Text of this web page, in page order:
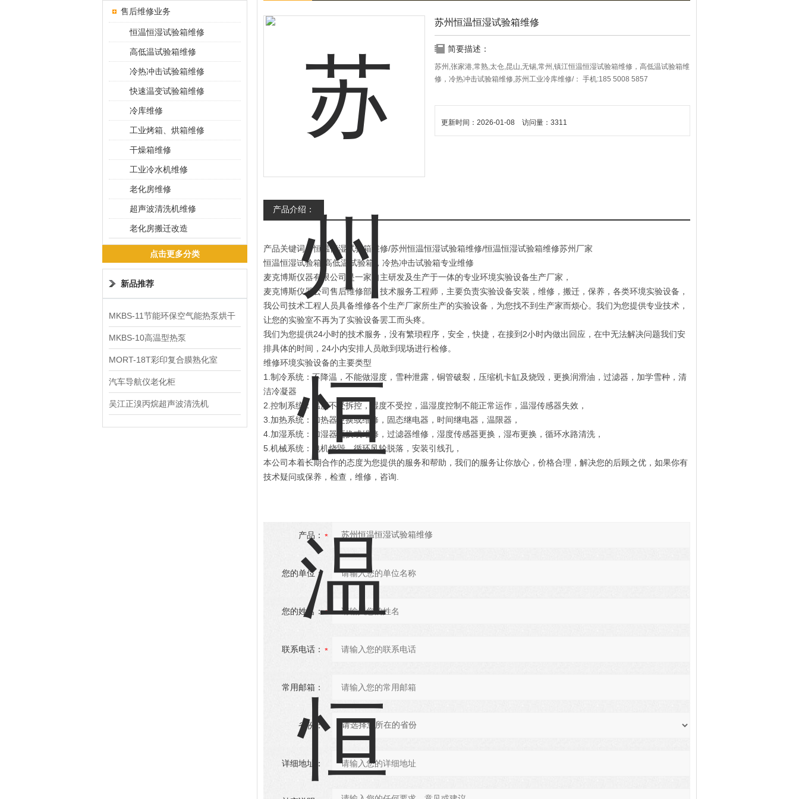
苏州恒温恒湿试验箱维修
简要描述：
苏州,张家港,常熟,太仓,昆山,无锡,常州,镇江恒温恒湿试验箱维修，高低温试验箱维
修，冷热冲击试验箱维修,苏州工业冷库维修/： 手机:185 5008 5857
更新时间：2026-01-08 访问量：3311
产品介绍：
产品关键词：恒温恒湿试验箱维修/苏州恒温恒湿试验箱维修/恒温恒湿试验箱维修苏州厂家
恒温恒湿试验箱,高低温试验箱，冷热冲击试验箱专业维修
麦克博斯仪器有限公司是一家自主研发及生产于一体的专业环境实验设备生产厂家，
麦克博斯仪器公司售后维修部，技术服务工程师，主要负责实验设备安装，维修，搬迁，保养，各类环境实验设备，
我公司技术工程人员具备维修各个生产厂家所生产的实验设备，为您找不到生产家而烦心。我们为您提供专业技术，
让您的实验室不再为了实验设备罢工而头疼。
我们为您提供24小时的技术服务，没有繁琐程序，安全，快捷，在接到2小时内做出回应，在中无法解决问题我们安
排具体的时间，24小内安排人员敢到现场进行检修。
维修环境实验设备的主要类型
1.制冷系统：不降温，不能做湿度，雪种泄露，铜管破裂，压缩机卡缸及烧毁，更换润滑油，过滤器，加学雪种，清
洁冷凝器
2.控制系统：温度不受拆控，湿度不受控，温湿度控制不能正常运作，温湿传感器失效，
3.加热系统：加热器更换或维修，固态继电器，时间继电器，温限器，
4.加湿系统：加湿器更换或维修，过滤器维修，湿度传感器更换，湿布更换，循环水路清洗，
5.机械系统：电机烧毁，循环风轮脱落，安装引线孔，
本公司本着长期合作的态度为您提供的服务和帮助，我们的服务让你放心，价格合理，解决您的后顾之优，如果你有
技术疑问或保养，检查，维修，咨询.
产品：
您的单位：
您的姓名：
联系电话：
常用邮箱：
省份：
详细地址：
售后维修业务
恒温恒湿试验箱维修
高低温试验箱维修
冷热冲击试验箱维修
快速温变试验箱维修
冷库维修
工业烤箱、烘箱维修
干燥箱维修
工业冷水机维修
老化房维修
超声波清洗机维修
老化房搬迁改造
点击更多分类
新品推荐
MKBS-11节能环保空气能热泵烘干
机
MKBS-10高温型热泵
MORT-18T彩印复合膜熟化室
汽车导航仪老化柜
吴江正溴丙烷超声波清洗机